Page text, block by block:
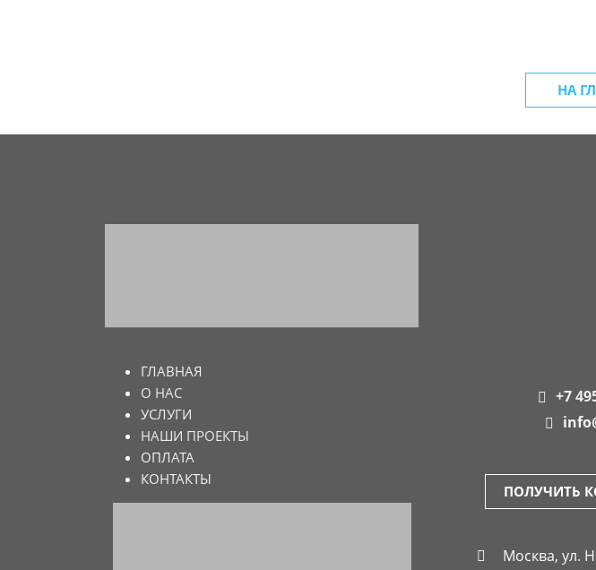
НА
ГЛАВНАЯ
О НАС
УСЛУГИ
НАШИ ПРОЕКТЫ
ОПЛАТА
КОНТАКТЫ
+7
ПОЛУЧИТЬ
Москва, ул.